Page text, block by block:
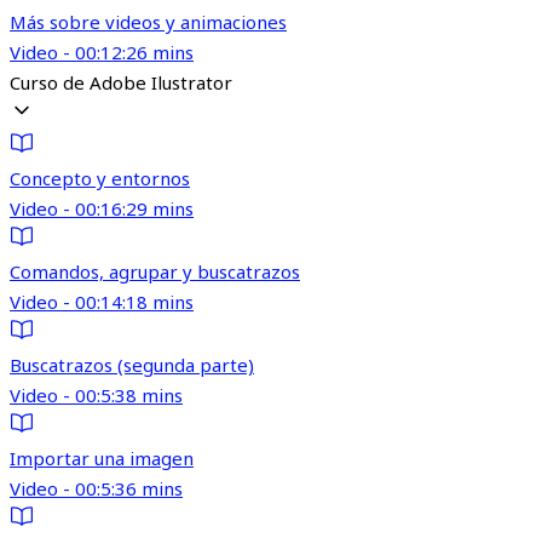
Más sobre videos y animaciones
Video - 00:12:26 mins
Curso de Adobe Ilustrator
Concepto y entornos
Video - 00:16:29 mins
Comandos, agrupar y buscatrazos
Video - 00:14:18 mins
Buscatrazos (segunda parte)
Video - 00:5:38 mins
Importar una imagen
Video - 00:5:36 mins